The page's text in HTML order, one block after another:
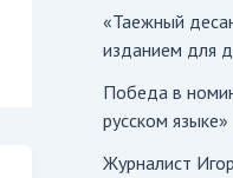
«Таежный
изданием для
Победа в
русском языке»
Журналист